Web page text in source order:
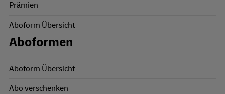
Prämien
Aboform Übersicht
Aboformen
Aboform Übersicht
Abo verschenken